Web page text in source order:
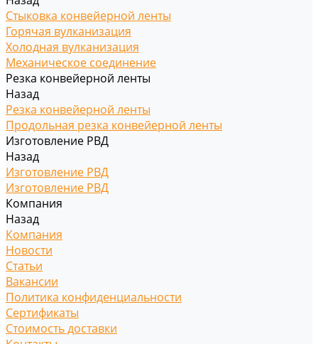
Стыковка конвейерной ленты
Горячая вулканизация
Холодная вулканизация
Механическое соединение
Резка конвейерной ленты
Назад
Резка конвейерной ленты
Продольная резка конвейерной ленты
Изготовление РВД
Назад
Изготовление РВД
Изготовление РВД
Компания
Назад
Компания
Новости
Статьи
Вакансии
Политика конфиденциальности
Сертификаты
Стоимость доставки